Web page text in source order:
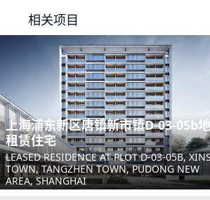
相关项目
上海浦东新区唐镇新市镇D-03-05b
租赁住宅
LEASED RESIDENCE AT PLOT D-03-05B,
TOWN, TANGZHEN TOWN, PUDONG NEW
AREA, SHANGHAI